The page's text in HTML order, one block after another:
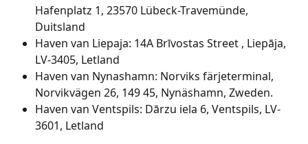
Hafenplatz 1, 23570 Lübeck-Travemünde,
Duitsland
Haven van Liepaja: 14A Brīvostas Street , Liepāja,
LV-3405, Letland
Haven van Nynashamn: Norviks färjeterminal,
Norvikvägen 26, 149 45, Nynäshamn, Zweden.
Haven van Ventspils: Dārzu iela 6, Ventspils, LV-
3601, Letland